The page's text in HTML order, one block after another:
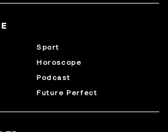
Sport
Horoscope
Podcast
Future Perfect